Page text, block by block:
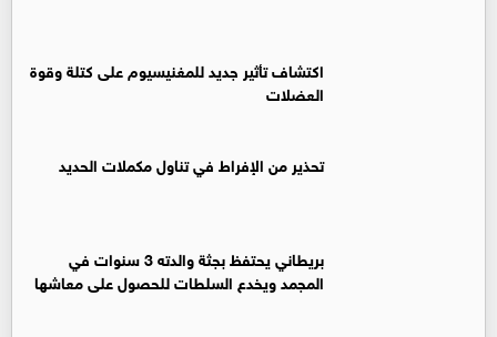
اكتشاف تأثير جديد للمغنيسيوم على كتلة وقوة
العضلات
تحذير من الإفراط في تناول مكملات الحديد
بريطاني يحتفظ بجثة والدته 3 سنوات في
المجمد ويخدع السلطات للحصول على معاشها